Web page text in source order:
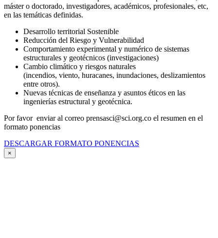
máster o doctorado, investigadores, académicos, profesionales, etc,
en las temáticas definidas.
Desarrollo territorial Sostenible
Reducción del Riesgo y Vulnerabilidad
Comportamiento experimental y numérico de sistemas
estructurales y geotécnicos (investigaciones)
Cambio climático y riesgos naturales
(incendios, viento, huracanes, inundaciones, deslizamientos
entre otros).
Nuevas técnicas de enseñanza y asuntos éticos en las
ingenierías estructural y geotécnica.
Por favor enviar al correo prensasci@sci.org.co el resumen en el
formato ponencias
DESCARGAR FORMATO PONENCIAS
×